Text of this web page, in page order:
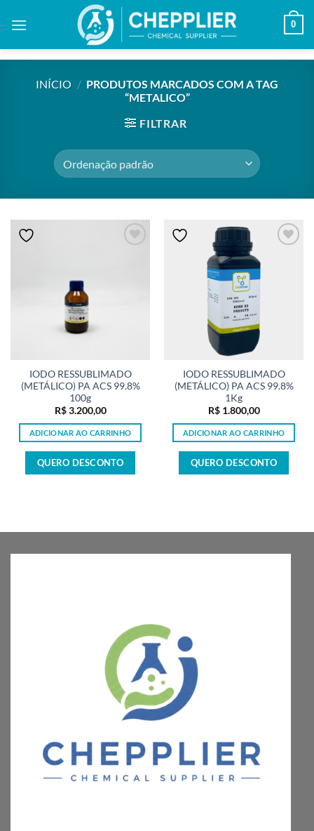
0
INÍCIO / PRODUTOS MARCADOS COM A TAG
“METALICO”
FILTRAR
IODO RESSUBLIMADO
(METÁLICO) PA ACS 99.8%
100g
R$3.200,00
ADICIONAR AO CARRINHO
QUERO DESCONTO
IODO RESSUBLIMADO
(METÁLICO) PA ACS 99.8%
1Kg
R$1.800,00
ADICIONAR AO CARRINHO
QUERO DESCONTO